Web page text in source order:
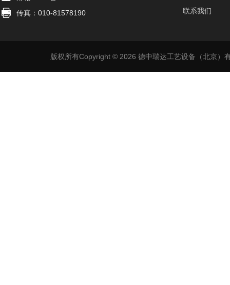
传真：010-81578190
联系我们
版权所有Copyright © 2026 德中瑞达工艺设备（北京